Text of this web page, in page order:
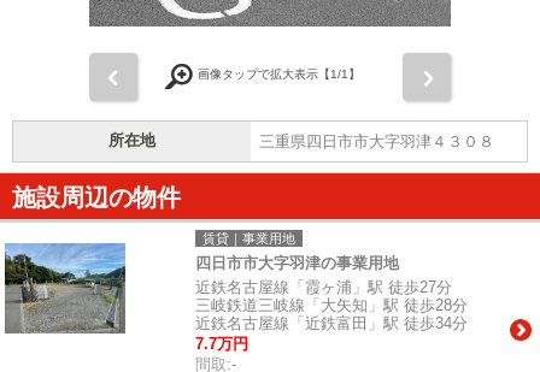
画像タップで拡大表示【1/1】
所在地 三重県四日市市大字羽津４３０８
施設周辺の物件
賃貸｜事業用地
四日市市大字羽津の事業用地
近鉄名古屋線「霞ヶ浦」駅 徒歩27分
三岐鉄道三岐線「大矢知」駅 徒歩28分
近鉄名古屋線「近鉄富田」駅 徒歩34分
7.7万円
間取:-